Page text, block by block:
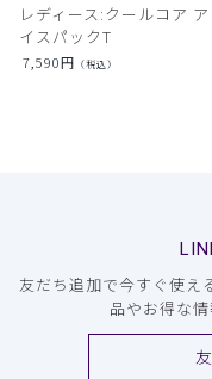
レディース:クールコア ア
イスパックT
7,590円 （税込）
友だち追加で今すぐ使え
品やお得な情